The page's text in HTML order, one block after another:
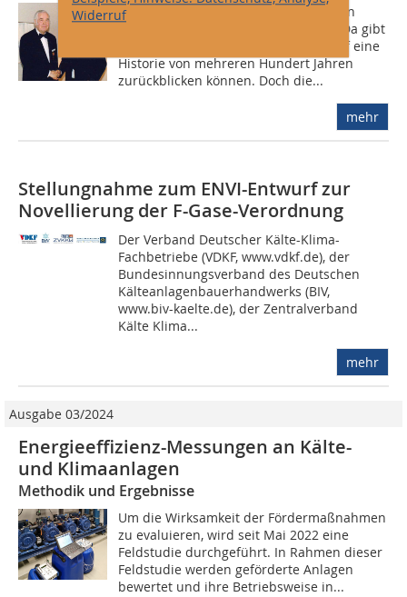
WiderrufWas sind schon 40 Jahre, wenn wir von
handwerklicher Tradition sprechen? Da gibt
es Handwerksberufe, die mit Stolz auf eine
Historie von mehreren Hundert Jahren
zurückblicken können. Doch die...
mehr
Stellungnahme zum ENVI-Entwurf zur
Novellierung der F-Gase-Verordnung
Der Verband Deutscher Kälte-Klima-
Fachbetriebe (VDKF, www.vdkf.de), der
Bundesinnungsverband des Deutschen
Kälteanlagenbauerhandwerks (BIV,
www.biv-kaelte.de), der Zentralverband
Kälte Klima...
mehr
Ausgabe 03/2024
Energieeffizienz-Messungen an Kälte-
und Klimaanlagen
Methodik und Ergebnisse
Um die Wirksamkeit der Fördermaßnahmen
zu evaluieren, wird seit Mai 2022 eine
Feldstudie durchgeführt. In Rahmen dieser
Feldstudie werden geförderte Anlagen
bewertet und ihre Betriebsweise in...